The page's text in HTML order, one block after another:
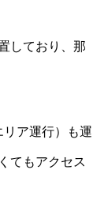
しており、那
ア運行）も運
てもアクセス